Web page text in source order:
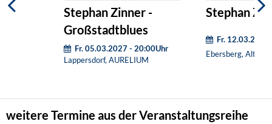
Stephan Zinner -
Großstadtblues
Fr. 05.03.2027 - 20:00Uhr
Lappersdorf, AURELIUM
Stephan
Fr.
Ebersberg, Alter
weitere Termine aus der Veranstaltungsreihe